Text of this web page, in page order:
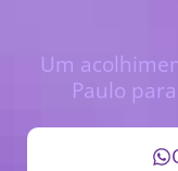
Um
Paulo